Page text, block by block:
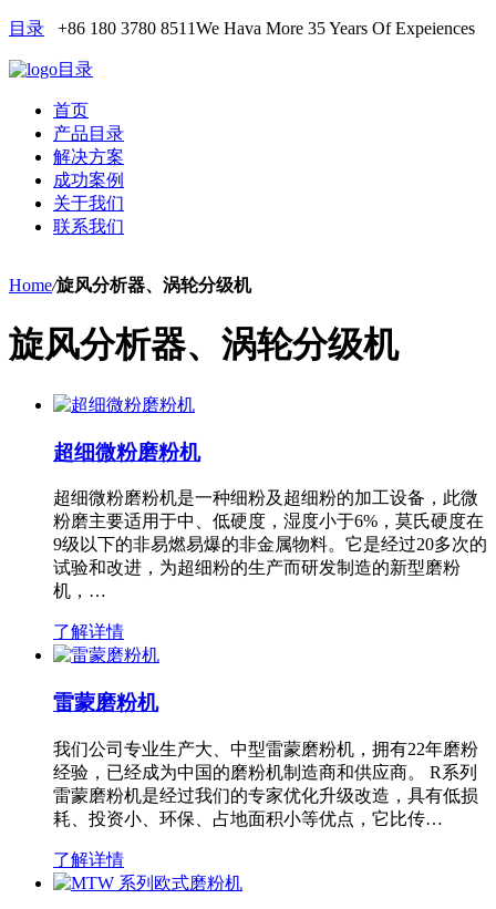
目录 +86 180 3780 8511We Hava More 35 Years Of Expeiences
目录
首页
产品目录
解决方案
成功案例
关于我们
联系我们
Home/旋风分析器、涡轮分级机
旋风分析器、涡轮分级机
超细微粉磨粉机
超细微粉磨粉机是一种细粉及超细粉的加工设备，此微
粉磨主要适用于中、低硬度，湿度小于6%，莫氏硬度在
9级以下的非易燃易爆的非金属物料。它是经过20多次的
试验和改进，为超细粉的生产而研发制造的新型磨粉
机，…
了解详情
雷蒙磨粉机
我们公司专业生产大、中型雷蒙磨粉机，拥有22年磨粉
经验，已经成为中国的磨粉机制造商和供应商。 R系列
雷蒙磨粉机是经过我们的专家优化升级改造，具有低损
耗、投资小、环保、占地面积小等优点，它比传…
了解详情